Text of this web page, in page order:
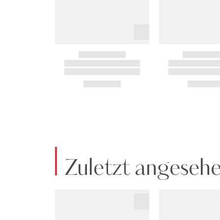
Zuletzt